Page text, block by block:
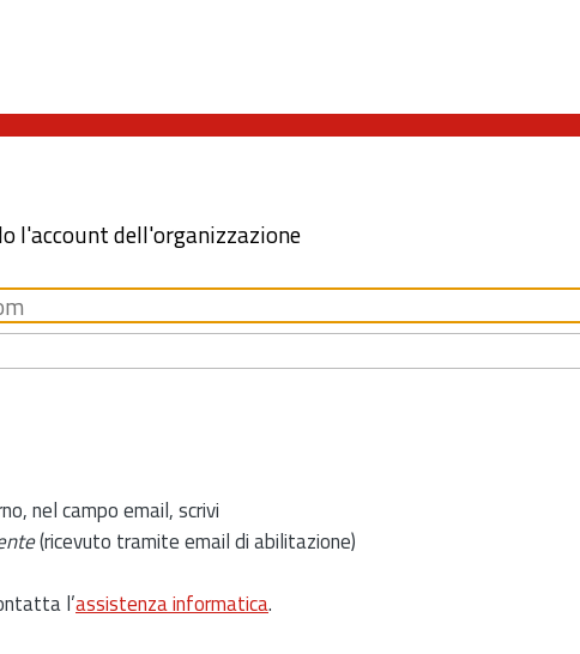
l'account dell'organizzazione
nel campo email, scrivi
(ricevuto tramite email di abilitazione)
l’assistenza informatica.